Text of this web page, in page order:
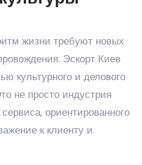
жизни требуют новых
Эскорт Киев
культурного и делового
не просто индустрия
ориентированного
к клиенту и